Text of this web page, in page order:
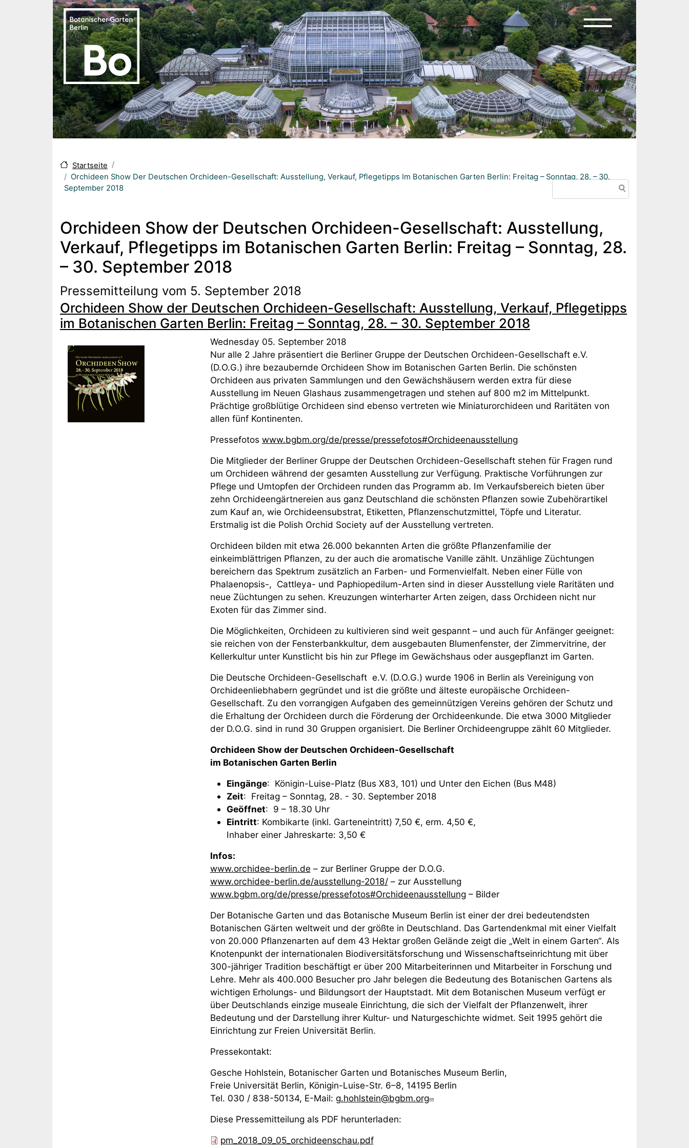
Skip to main content
Startseite
Orchideen Show Der Deutschen Orchideen-Gesellschaft: Ausstellung, Verkauf, Pflegetipps Im Botanischen Garten Berlin: Freitag – Sonntag, 28. – 30.
September 2018
Orchideen Show der Deutschen Orchideen-Gesellschaft: Ausstellung,
Verkauf, Pflegetipps im Botanischen Garten Berlin: Freitag – Sonntag, 28.
– 30. September 2018
Pressemitteilung vom 5. September 2018
Orchideen Show der Deutschen Orchideen-Gesellschaft: Ausstellung, Verkauf, Pflegetipps
im Botanischen Garten Berlin: Freitag – Sonntag, 28. – 30. September 2018
Wednesday 05. September 2018
Nur alle 2 Jahre präsentiert die Berliner Gruppe der Deutschen Orchideen-Gesellschaft e.V.
(D.O.G.) ihre bezaubernde Orchideen Show im Botanischen Garten Berlin. Die schönsten
Orchideen aus privaten Sammlungen und den Gewächshäusern werden extra für diese
Ausstellung im Neuen Glashaus zusammengetragen und stehen auf 800 m2 im Mittelpunkt.
Prächtige großblütige Orchideen sind ebenso vertreten wie Miniaturorchideen und Raritäten von
allen fünf Kontinenten.
Pressefotos www.bgbm.org/de/presse/pressefotos#Orchideenausstellung
Die Mitglieder der Berliner Gruppe der Deutschen Orchideen-Gesellschaft stehen für Fragen rund
um Orchideen während der gesamten Ausstellung zur Verfügung. Praktische Vorführungen zur
Pflege und Umtopfen der Orchideen runden das Programm ab. Im Verkaufsbereich bieten über
zehn Orchideengärtnereien aus ganz Deutschland die schönsten Pflanzen sowie Zubehörartikel
zum Kauf an, wie Orchideensubstrat, Etiketten, Pflanzenschutzmittel, Töpfe und Literatur.
Erstmalig ist die Polish Orchid Society auf der Ausstellung vertreten.
Orchideen bilden mit etwa 26.000 bekannten Arten die größte Pflanzenfamilie der
einkeimblättrigen Pflanzen, zu der auch die aromatische Vanille zählt. Unzählige Züchtungen
bereichern das Spektrum zusätzlich an Farben- und Formenvielfalt. Neben einer Fülle von
Phalaenopsis-, Cattleya- und Paphiopedilum-Arten sind in dieser Ausstellung viele Raritäten und
neue Züchtungen zu sehen. Kreuzungen winterharter Arten zeigen, dass Orchideen nicht nur
Exoten für das Zimmer sind.
Die Möglichkeiten, Orchideen zu kultivieren sind weit gespannt – und auch für Anfänger geeignet:
sie reichen von der Fensterbankkultur, dem ausgebauten Blumenfenster, der Zimmervitrine, der
Kellerkultur unter Kunstlicht bis hin zur Pflege im Gewächshaus oder ausgepflanzt im Garten.
Die Deutsche Orchideen-Gesellschaft e.V. (D.O.G.) wurde 1906 in Berlin als Vereinigung von
Orchideenliebhabern gegründet und ist die größte und älteste europäische Orchideen-
Gesellschaft. Zu den vorrangigen Aufgaben des gemeinnützigen Vereins gehören der Schutz und
die Erhaltung der Orchideen durch die Förderung der Orchideenkunde. Die etwa 3000 Mitglieder
der D.O.G. sind in rund 30 Gruppen organisiert. Die Berliner Orchideengruppe zählt 60 Mitglieder.
Orchideen Show der Deutschen Orchideen-Gesellschaft
im Botanischen Garten Berlin
Eingänge: Königin-Luise-Platz (Bus X83, 101) und Unter den Eichen (Bus M48)
Zeit: Freitag – Sonntag, 28. - 30. September 2018
Geöffnet: 9 – 18.30 Uhr
Eintritt: Kombikarte (inkl. Garteneintritt) 7,50 €, erm. 4,50 €,
Inhaber einer Jahreskarte: 3,50 €
Infos:
www.orchidee-berlin.de – zur Berliner Gruppe der D.O.G.
www.orchidee-berlin.de/ausstellung-2018/– zur Ausstellung
www.bgbm.org/de/presse/pressefotos#Orchideenausstellung– Bilder
Der Botanische Garten und das Botanische Museum Berlin ist einer der drei bedeutendsten
Botanischen Gärten weltweit und der größte in Deutschland. Das Gartendenkmal mit einer Vielfalt
von 20.000 Pflanzenarten auf dem 43 Hektar großen Gelände zeigt die „Welt in einem Garten“. Als
Knotenpunkt der internationalen Biodiversitätsforschung und Wissenschaftseinrichtung mit über
300-jähriger Tradition beschäftigt er über 200 Mitarbeiterinnen und Mitarbeiter in Forschung und
Lehre. Mehr als 400.000 Besucher pro Jahr belegen die Bedeutung des Botanischen Gartens als
wichtigen Erholungs- und Bildungsort der Hauptstadt. Mit dem Botanischen Museum verfügt er
über Deutschlands einzige museale Einrichtung, die sich der Vielfalt der Pflanzenwelt, ihrer
Bedeutung und der Darstellung ihrer Kultur- und Naturgeschichte widmet. Seit 1995 gehört die
Einrichtung zur Freien Universität Berlin.
Pressekontakt:
Gesche Hohlstein, Botanischer Garten und Botanisches Museum Berlin,
Freie Universität Berlin, Königin-Luise-Str. 6–8, 14195 Berlin
Tel. 030 / 838-50134, E-Mail: g.hohlstein@bgbm.org
Diese Pressemitteilung als PDF herunterladen:
pm_2018_09_05_orchideenschau.pdf